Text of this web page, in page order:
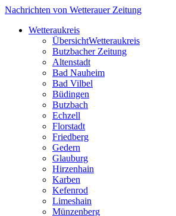
Nachrichten von Wetterauer Zeitung
Wetteraukreis
ÜbersichtWetteraukreis
Butzbacher Zeitung
Altenstadt
Bad Nauheim
Bad Vilbel
Büdingen
Butzbach
Echzell
Florstadt
Friedberg
Gedern
Glauburg
Hirzenhain
Karben
Kefenrod
Limeshain
Münzenberg